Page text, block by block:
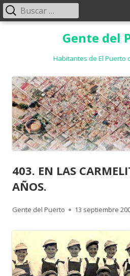
Gente del
Habitantes de El Puerto
Menú
Buscar:
403. EN LAS
AÑOS.
Autor
Gente del Puerto
Publicado
13 septiembre